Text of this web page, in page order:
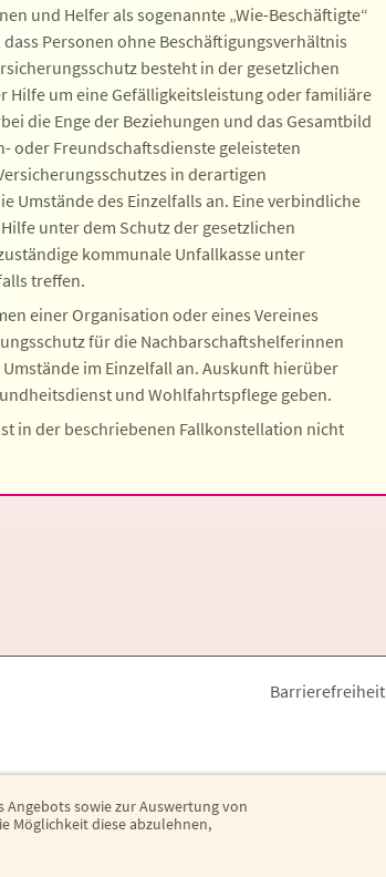
und Helfer als sogenannte „Wie-Beschäftigte“
Personen ohne Beschäftigungsverhältnis
besteht in der gesetzlichen
Hilfe um eine Gefälligkeitsleistung oder familiäre
die Enge der Beziehungen und das Gesamtbild
oder Freundschaftsdienste geleisteten
in derartigen
Umstände des Einzelfalls an. Eine verbindliche
unter dem Schutz der gesetzlichen
kommunale Unfallkasse unter
treffen.
einer Organisation oder eines Vereines
für die Nachbarschaftshelferinnen
im Einzelfall an. Auskunft hierüber
und Wohlfahrtspflege geben.
in der beschriebenen Fallkonstellation nicht
Barrierefreiheit
Angebots sowie zur Auswertung von
Möglichkeit diese abzulehnen,